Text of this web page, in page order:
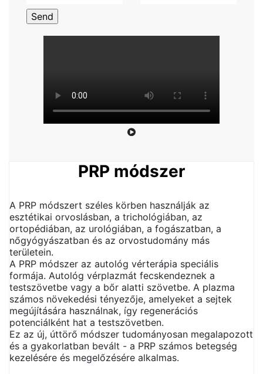
PRP módszer
A PRP módszert széles körben használják az
esztétikai orvoslásban, a trichológiában, az
ortopédiában, az urológiában, a fogászatban, a
nőgyógyászatban és az orvostudomány más
területein.
A PRP módszer az autológ vérterápia speciális
formája. Autológ vérplazmát fecskendeznek a
testszövetbe vagy a bőr alatti szövetbe. A plazma
számos növekedési tényezője, amelyeket a sejtek
megújítására használnak, így regenerációs
potenciálként hat a testszövetben.
Ez az új, úttörő módszer tudományosan megalapozott
és a gyakorlatban bevált - a PRP számos betegség
kezelésére és megelőzésére alkalmas.